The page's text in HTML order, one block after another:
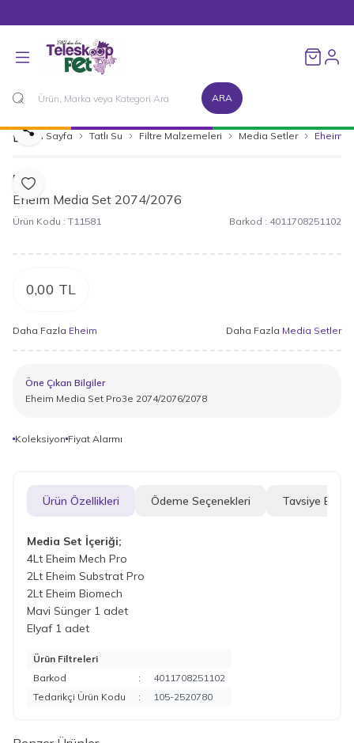
ARA
Ana Sayfa Tatlı Su Filtre Malzemeleri Media Setler Eheim
Favoriye Ekle
Paylaş
Eheim
Eheim Media Set 2074/2076
Ürün Kodu : T11581 Barkod : 4011708251102
0,00 TL
Daha Fazla Eheim Daha Fazla Media Setler
Öne Çıkan Bilgiler
Eheim Media Set Pro3e 2074/2076/2078
Koleksiyon Fiyat Alarmı
Ürün Özellikleri Ödeme Seçenekleri Tavsiye Et
Media Set İçeriği;
4Lt Eheim Mech Pro
2Lt Eheim Substrat Pro
2Lt Eheim Biomech
Mavi Sünger 1 adet
Elyaf 1 adet
Ürün Filtreleri
Barkod
:
4011708251102
Tedarikçi Ürün Kodu
: 105-2520780